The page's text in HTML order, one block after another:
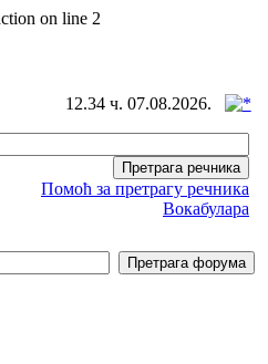
on line 2
12.34 ч. 07.08.2026.
Помоћ за претрагу речника
Вокабулара